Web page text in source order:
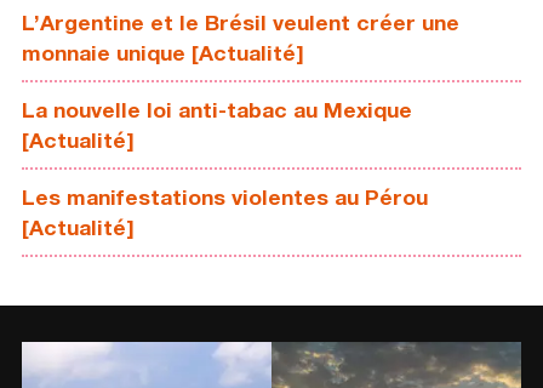
L’Argentine et le Brésil veulent créer une
monnaie unique [Actualité]
La nouvelle loi anti-tabac au Mexique
[Actualité]
Les manifestations violentes au Pérou
[Actualité]